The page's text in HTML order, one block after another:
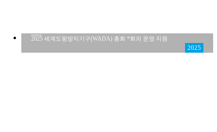
2025
2025 세계도핑방지기구(WADA) 총회 *회의 운영 지원